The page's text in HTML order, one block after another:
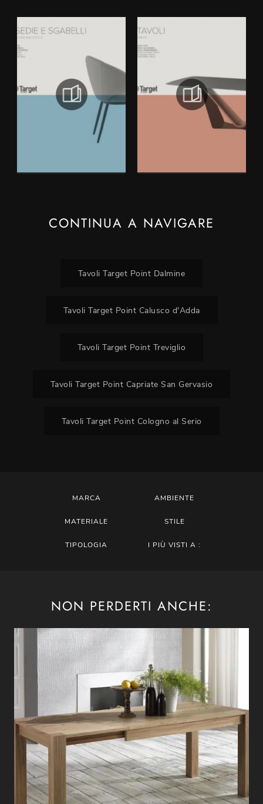
CONTINUA A NAVIGARE
Tavoli Target Point Dalmine
Tavoli Target Point Calusco d'Adda
Tavoli Target Point Treviglio
Tavoli Target Point Capriate San Gervasio
Tavoli Target Point Cologno al Serio
MARCA AMBIENTE
MATERIALE STILE
TIPOLOGIA I PIÙ VISTI A :
NON PERDERTI ANCHE: